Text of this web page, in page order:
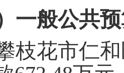
一般公共
枝花市仁